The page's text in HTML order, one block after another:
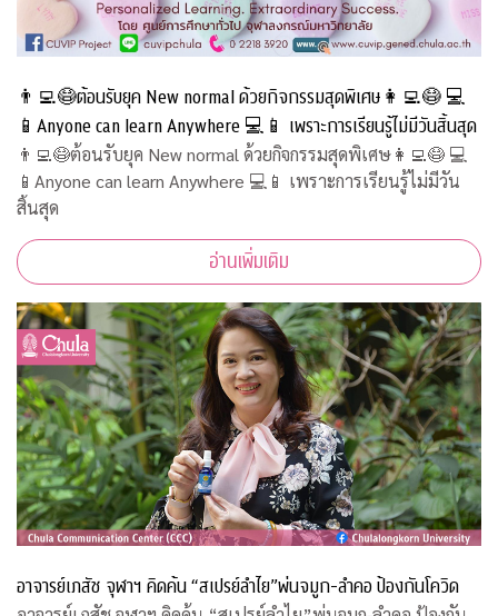
👨‍💻😷ต้อนรับยุค New normal ด้วยกิจกรรมสุดพิเศษ👩‍💻😷 💻
📱Anyone can learn Anywhere 💻📱 เพราะการเรียนรู้ไม่มีวันสิ้นสุด
👨‍💻😷ต้อนรับยุค New normal ด้วยกิจกรรมสุดพิเศษ👩‍💻😷 💻
📱Anyone can learn Anywhere 💻📱 เพราะการเรียนรู้ไม่มีวัน
สิ้นสุด
อ่านเพิ่มเติม
อาจารย์เภสัช จุฬาฯ คิดค้น “สเปรย์ลำไย”พ่นจมูก-ลำคอ ป้องกันโควิด